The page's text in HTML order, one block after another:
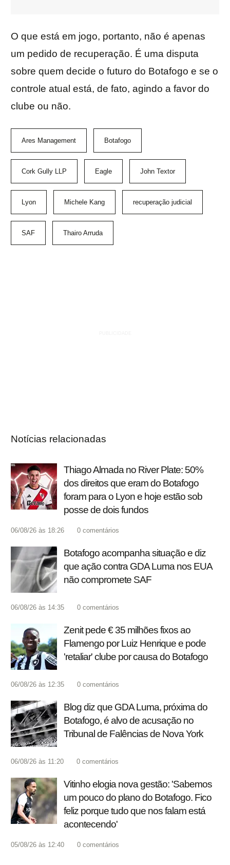
O que está em jogo, portanto, não é apenas
um pedido de recuperação. É uma disputa
sobre quem decide o futuro do Botafogo e se o
controle atual está, de fato, agindo a favor do
clube ou não.
Ares Management Botafogo
Cork Gully LLP Eagle John Textor
Lyon Michele Kang recuperação judicial
SAF Thairo Arruda
Notícias relacionadas
Thiago Almada no River Plate: 50%
dos direitos que eram do Botafogo
foram para o Lyon e hoje estão sob
posse de dois fundos
06/08/26 às 18:26 0 comentários
Botafogo acompanha situação e diz
que ação contra GDA Luma nos EUA
não compromete SAF
06/08/26 às 14:35 0 comentários
Zenit pede € 35 milhões fixos ao
Flamengo por Luiz Henrique e pode
'retaliar' clube por causa do Botafogo
06/08/26 às 12:35 0 comentários
Blog diz que GDA Luma, próxima do
Botafogo, é alvo de acusação no
Tribunal de Falências de Nova York
06/08/26 às 11:20 0 comentários
Vitinho elogia nova gestão: 'Sabemos
um pouco do plano do Botafogo. Fico
feliz porque tudo que nos falam está
acontecendo'
05/08/26 às 12:40 0 comentários